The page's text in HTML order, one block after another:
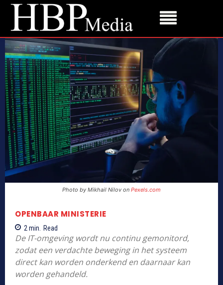
Photo by Mikhail Nilov on Pexels.com
OPENBAAR MINISTERIE
2 min. Read
De IT-omgeving wordt nu continu gemonitord,
zodat een verdachte beweging in het systeem
direct kan worden onderkend en daarnaar kan
worden gehandeld.